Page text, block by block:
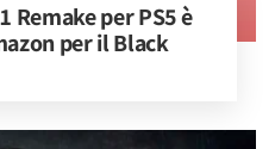
Remake per PS5 è
per il Black